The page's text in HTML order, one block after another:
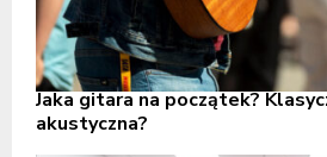
Jaka gitara na początek?
akustyczna?